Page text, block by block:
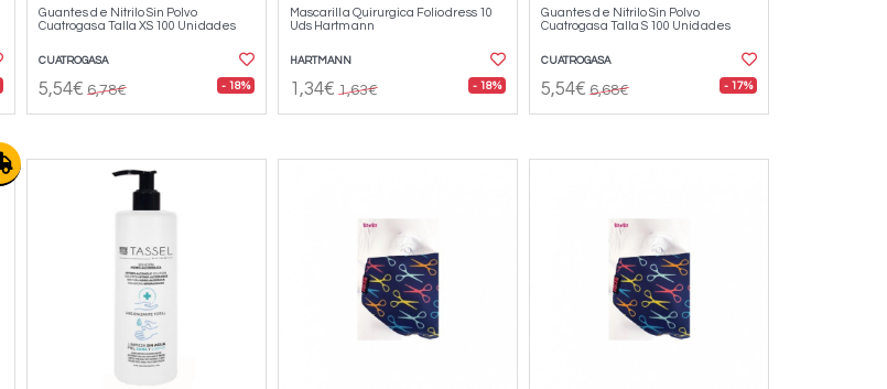
Guantes de Nitrilo Sin Polvo
Cuatrogasa Talla XS 100 Unidades
CUATROGASA
5,54€ 6,78€ - 18%
Mascarilla Quirurgica Foliodress 10
Uds Hartmann
HARTMANN
1,34€ 1,63€ - 18%
Guantes de Nitrilo Sin Polvo
Cuatrogasa Talla S 100 Unidades
CUATROGASA
5,54€ 6,68€ - 17%